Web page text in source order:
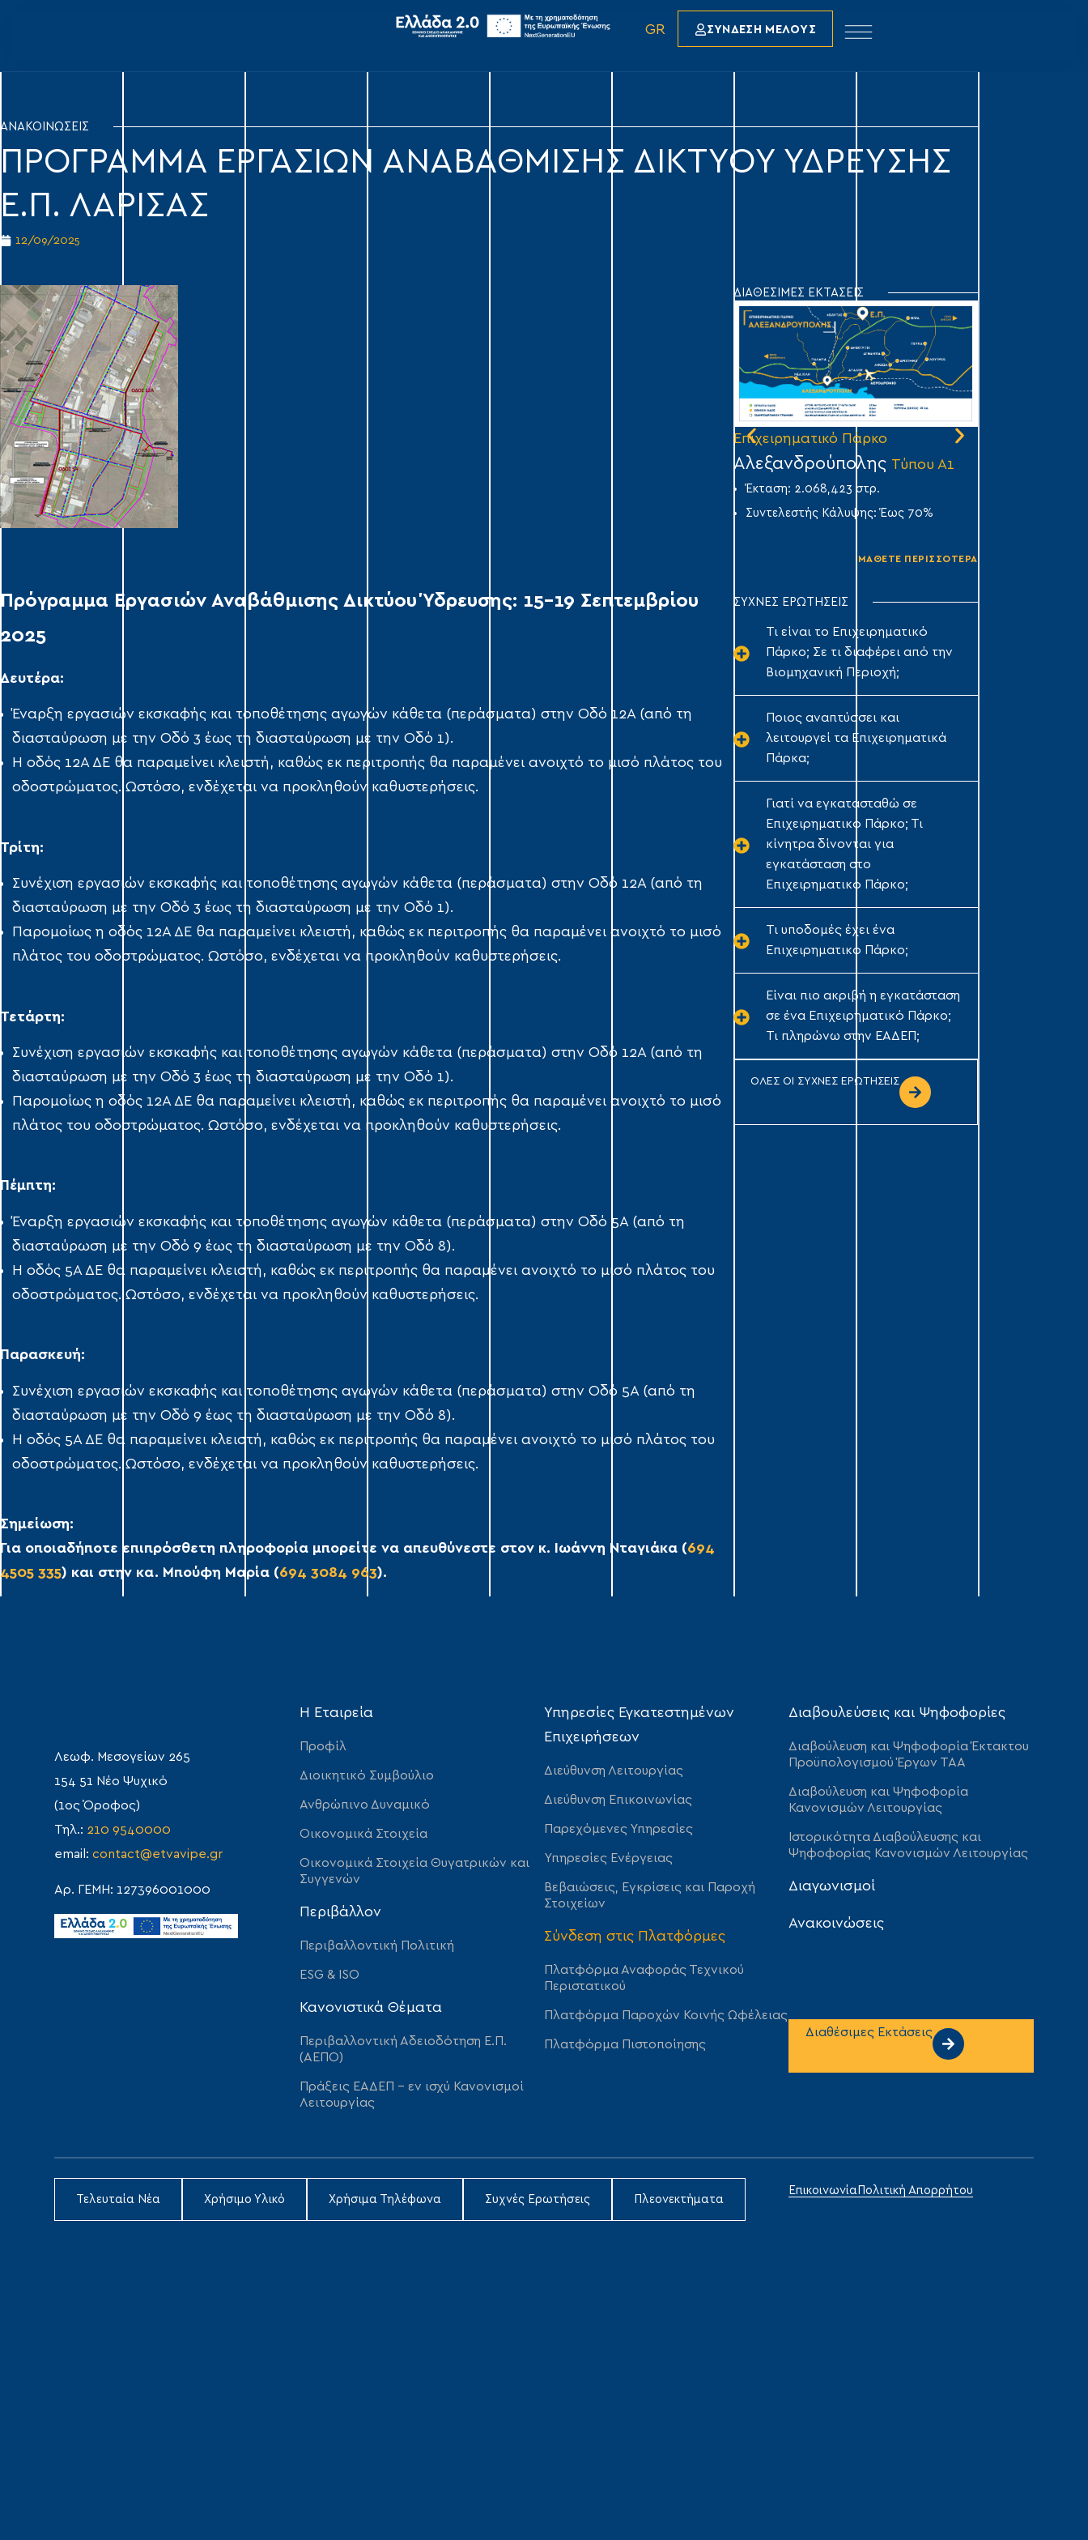
GR ΣΥΝΔΕΣΗ ΜΕΛΟΥΣ
ΑΝΑΚΟΙΝΩΣΕΙΣ
ΠΡΟΓΡΑΜΜΑ ΕΡΓΑΣΙΩΝ ΑΝΑΒΑΘΜΙΣΗΣ ΔΙΚΤΥΟΥ ΥΔΡΕΥΣΗΣ
Ε.Π. ΛΑΡΙΣΑΣ
12/09/2025
Πρόγραμμα Εργασιών Αναβάθμισης Δικτύου Ύδρευσης: 15–19 Σεπτεμβρίου
2025
Δευτέρα:
Έναρξη εργασιών εκσκαφής και τοποθέτησης αγωγών κάθετα (περάσματα) στην Οδό 12Α (από τη
διασταύρωση με την Οδό 3 έως τη διασταύρωση με την Οδό 1).
Η οδός 12Α ΔΕ θα παραμείνει κλειστή, καθώς εκ περιτροπής θα παραμένει ανοιχτό το μισό πλάτος του
οδοστρώματος. Ωστόσο, ενδέχεται να προκληθούν καθυστερήσεις.
Τρίτη:
Συνέχιση εργασιών εκσκαφής και τοποθέτησης αγωγών κάθετα (περάσματα) στην Οδό 12Α (από τη
διασταύρωση με την Οδό 3 έως τη διασταύρωση με την Οδό 1).
Παρομοίως η οδός 12Α ΔΕ θα παραμείνει κλειστή, καθώς εκ περιτροπής θα παραμένει ανοιχτό το μισό
πλάτος του οδοστρώματος. Ωστόσο, ενδέχεται να προκληθούν καθυστερήσεις.
Τετάρτη:
Συνέχιση εργασιών εκσκαφής και τοποθέτησης αγωγών κάθετα (περάσματα) στην Οδό 12Α (από τη
διασταύρωση με την Οδό 3 έως τη διασταύρωση με την Οδό 1).
Παρομοίως η οδός 12Α ΔΕ θα παραμείνει κλειστή, καθώς εκ περιτροπής θα παραμένει ανοιχτό το μισό
πλάτος του οδοστρώματος. Ωστόσο, ενδέχεται να προκληθούν καθυστερήσεις.
Πέμπτη:
Έναρξη εργασιών εκσκαφής και τοποθέτησης αγωγών κάθετα (περάσματα) στην Οδό 5Α (από τη
διασταύρωση με την Οδό 9 έως τη διασταύρωση με την Οδό 8).
Η οδός 5Α ΔΕ θα παραμείνει κλειστή, καθώς εκ περιτροπής θα παραμένει ανοιχτό το μισό πλάτος του
οδοστρώματος. Ωστόσο, ενδέχεται να προκληθούν καθυστερήσεις.
Παρασκευή:
Συνέχιση εργασιών εκσκαφής και τοποθέτησης αγωγών κάθετα (περάσματα) στην Οδό 5Α (από τη
διασταύρωση με την Οδό 9 έως τη διασταύρωση με την Οδό 8).
Η οδός 5Α ΔΕ θα παραμείνει κλειστή, καθώς εκ περιτροπής θα παραμένει ανοιχτό το μισό πλάτος του
οδοστρώματος. Ωστόσο, ενδέχεται να προκληθούν καθυστερήσεις.
Σημείωση:
Για οποιαδήποτε επιπρόσθετη πληροφορία μπορείτε να απευθύνεστε στον κ. Ιωάννη Νταγιάκα (694
4505 335) και στην κα. Μπούφη Μαρία (694 3084 963).
ΔΙΑΘΕΣΙΜΕΣ ΕΚΤΑΣΕΙΣ
Επιχειρηματικό Πάρκο
Αλεξανδρούπολης Τύπου Α1
Έκταση: 2.068,423 στρ.
Συντελεστής Κάλυψης: Έως 70%
ΜΑΘΕΤΕ ΠΕΡΙΣΣΟΤΕΡΑ
ΣΥΧΝΕΣ ΕΡΩΤΗΣΕΙΣ
Τι είναι το Επιχειρηματικό
Πάρκο; Σε τι διαφέρει από την
Βιομηχανική Περιοχή;
Ποιος αναπτύσσει και
λειτουργεί τα Επιχειρηματικά
Πάρκα;
Γιατί να εγκατασταθώ σε
Επιχειρηματικό Πάρκο; Τι
κίνητρα δίνονται για
εγκατάσταση στο
Επιχειρηματικό Πάρκο;
Τι υποδομές έχει ένα
Επιχειρηματικό Πάρκο;
Είναι πιο ακριβή η εγκατάσταση
σε ένα Επιχειρηματικό Πάρκο;
Τι πληρώνω στην ΕΑΔΕΠ;
ΟΛΕΣ ΟΙ ΣΥΧΝΕΣ ΕΡΩΤΗΣΕΙΣ
Λεωφ. Μεσογείων 265
154 51 Νέο Ψυχικό
(1ος Όροφος)
Τηλ.: 210 9540000
email:contact@etvavipe.gr
Αρ. ΓΕΜΗ: 127396001000
Η Εταιρεία
Προφίλ
Διοικητικό Συμβούλιο
Ανθρώπινο Δυναμικό
Οικονομικά Στοιχεία
Οικονομικά Στοιχεία Θυγατρικών και
Συγγενών
Περιβάλλον
Περιβαλλοντική Πολιτική
ESG & ISO
Κανονιστικά Θέματα
Περιβαλλοντική Αδειοδότηση Ε.Π.
(ΑΕΠΟ)
Πράξεις ΕΑΔΕΠ – εν ισχύ Κανονισμοί
Λειτουργίας
Υπηρεσίες Εγκατεστημένων
Επιχειρήσεων
Διεύθυνση Λειτουργίας
Διεύθυνση Επικοινωνίας
Παρεχόμενες Υπηρεσίες
Υπηρεσίες Ενέργειας
Βεβαιώσεις, Εγκρίσεις και Παροχή
Στοιχείων
Σύνδεση στις Πλατφόρμες
Πλατφόρμα Αναφοράς Τεχνικού
Περιστατικού
Πλατφόρμα Παροχών Κοινής Ωφέλειας
Πλατφόρμα Πιστοποίησης
Διαβουλεύσεις και Ψηφοφορίες
Διαβούλευση και Ψηφοφορία Έκτακτου
Προϋπολογισμού Έργων ΤΑΑ
Διαβούλευση και Ψηφοφορία
Κανονισμών Λειτουργίας
Ιστορικότητα Διαβούλευσης και
Ψηφοφορίας Κανονισμών Λειτουργίας
Διαγωνισμοί
Ανακοινώσεις
Διαθέσιμες Εκτάσεις
Τελευταία Νέα Χρήσιμο Υλικό Χρήσιμα Τηλέφωνα Συχνές Ερωτήσεις Πλεονεκτήματα
Επικοινωνία Πολιτική Απορρήτου